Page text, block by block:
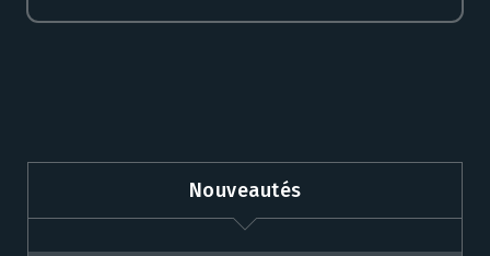
Nouveautés